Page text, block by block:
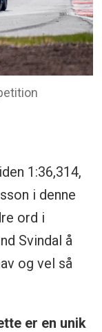
1:36,314,
i denne
ord i
Svindal å
og vel så
er en unik